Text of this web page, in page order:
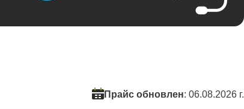
Прайс обновлен: 06.08.2026 г.